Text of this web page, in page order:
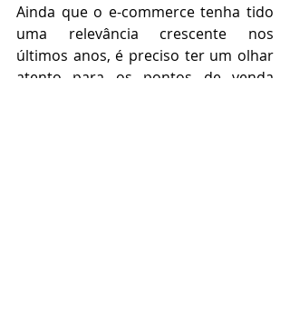
Ainda que o e-commerce tenha tido
uma relevância crescente nos
últimos anos, é preciso ter um olhar
atento para os pontos de venda